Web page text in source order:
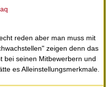
reden aber man muss mit
zeigen denn das
bei seinen Mitbewerbern und
es Alleinstellungsmerkmale.